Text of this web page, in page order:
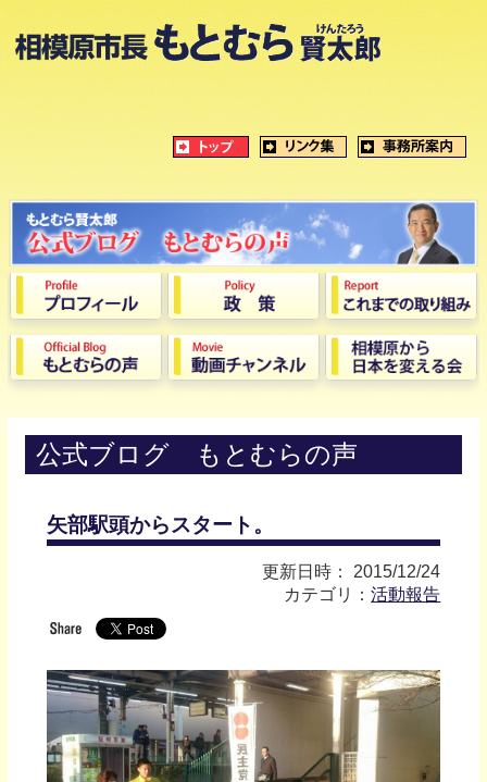
公式ブログ もとむらの声
矢部駅頭からスタート。
更新日時： 2015/12/24
カテゴリ：活動報告